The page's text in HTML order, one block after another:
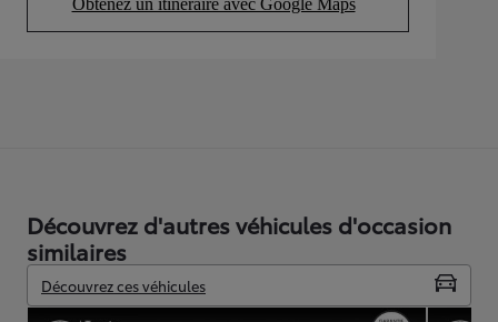
Obtenez un itinéraire avec Google Maps
(Opens in new tab)
Découvrez d'autres véhicules d'occasion
similaires
Découvrez ces véhicules